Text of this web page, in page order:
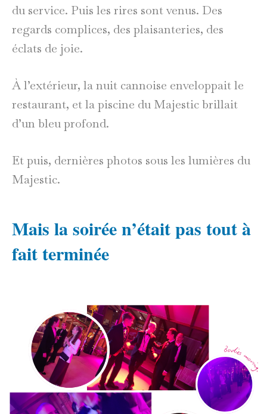
du service. Puis les rires sont venus. Des
regards complices, des plaisanteries, des
éclats de joie.
À l’extérieur, la nuit cannoise enveloppait le
restaurant, et la piscine du Majestic brillait
d’un bleu profond.
Et puis, dernières photos sous les lumières du
Majestic.
Mais la soirée n’était pas tout à
fait terminée